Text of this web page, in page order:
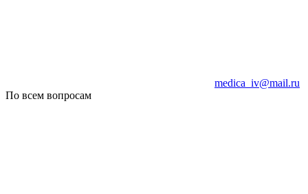
medica_iv@mail.ru
По всем вопросам